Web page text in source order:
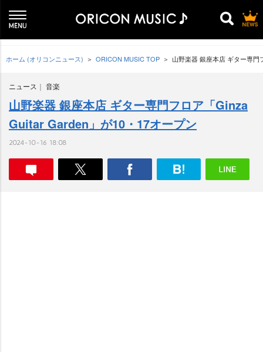
ホーム (オリコンニュース) ORICON MUSIC TOP 山野楽器 銀座本店 ギター専
ニュース 音楽
山野楽器 銀座本店 ギター専門フロア「Ginza
Guitar Garden」が10・17オープン
2024-10-16 18:08